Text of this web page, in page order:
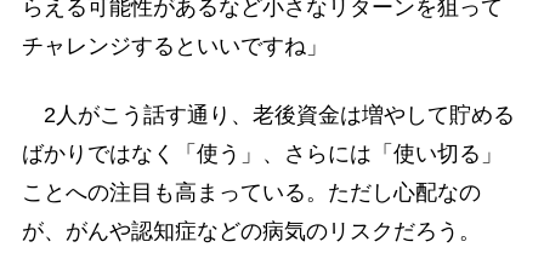
らえる可能性があるなど小さなリターンを狙って
チャレンジするといいですね」
2人がこう話す通り、老後資金は増やして貯める
ばかりではなく「使う」、さらには「使い切る」
ことへの注目も高まっている。ただし心配なの
が、がんや認知症などの病気のリスクだろう。